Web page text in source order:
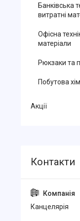
Банківська
витратні
Офісна
матеріали
Рюкзаки та
Побутова
Акції
Канцелярiя